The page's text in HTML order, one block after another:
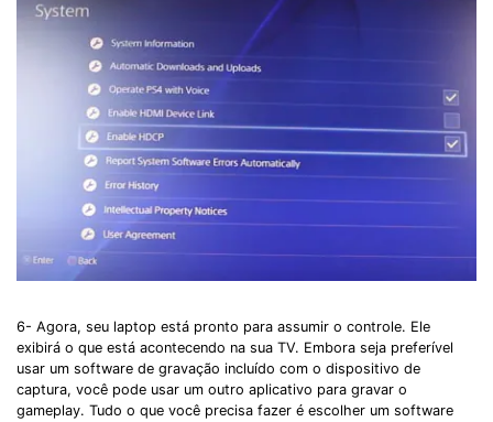
6- Agora, seu laptop está pronto para assumir o controle. Ele
exibirá o que está acontecendo na sua TV. Embora seja preferível
usar um software de gravação incluído com o dispositivo de
captura, você pode usar um outro aplicativo para gravar o
gameplay. Tudo o que você precisa fazer é escolher um software